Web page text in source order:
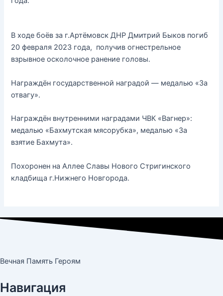
В ходе боёв за г.Артёмовск ДНР Дмитрий Быков погиб
20 февраля 2023 года, получив огнестрельное
взрывное осколочное ранение головы.
Награждён государственной наградой — медалью «За
отвагу».
Награждён внутренними наградами ЧВК «Вагнер»:
медалью «Бахмутская мясорубка», медалью «За
взятие Бахмута».
Похоронен на Аллее Славы Нового Стригинского
кладбища г.Нижнего Новгорода.
Вечная Память Героям
Навигация